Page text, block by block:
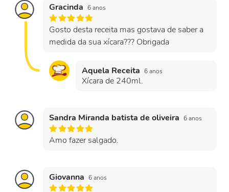
Gracinda 6 anos
Gosto desta receita mas gostava de saber a
medida da sua xícara??? Obrigada
Aquela Receita 6 anos
Xícara de 240ml.
Sandra Miranda batista de oliveira 6 anos
Amo fazer salgado.
Giovanna 6 anos